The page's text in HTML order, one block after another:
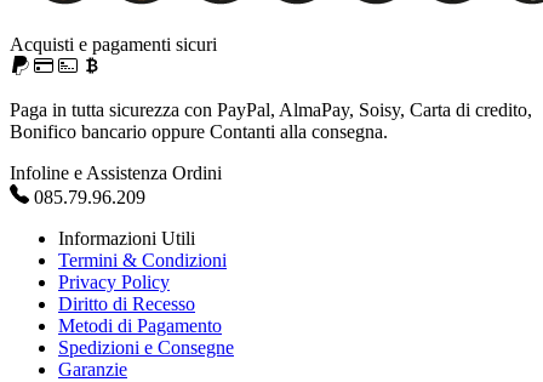
Acquisti e pagamenti sicuri
Paga in tutta sicurezza con PayPal, AlmaPay, Soisy, Carta di credito,
Bonifico bancario oppure Contanti alla consegna.
Infoline e Assistenza Ordini
085.79.96.209
Informazioni Utili
Termini & Condizioni
Privacy Policy
Diritto di Recesso
Metodi di Pagamento
Spedizioni e Consegne
Garanzie